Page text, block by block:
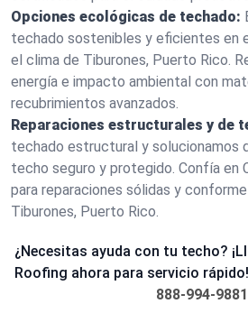
Opciones ecológicas de techado:
techado sostenibles y eficientes en
el clima de Tiburones, Puerto Rico.
energía e impacto ambiental con
recubrimientos avanzados.
Reparaciones estructurales y de
techado estructural y solucionamos
techo seguro y protegido. Confía en
para reparaciones sólidas y
Tiburones, Puerto Rico.
¿Necesitas ayuda con tu techo?
Roofing ahora para servicio rápido!
888-994-9881